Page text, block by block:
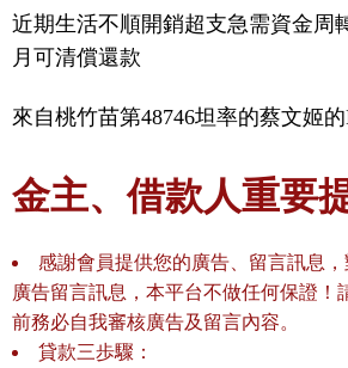
近期生活不順開銷超支急需資金周
月可清償還款
來自桃竹苗第48746坦率的蔡文姬
金主、借款人重要
感謝會員提供您的廣告、留言訊息
廣告留言訊息，本平台不做任何保證！
前務必自我審核廣告及留言內容。
貸款三歩驟：